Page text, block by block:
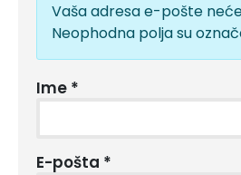
Vaša adresa e-pošte
Neophodna polja su
Ime *
E-pošta *